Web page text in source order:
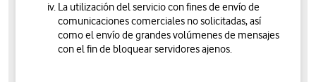
La utilización del servicio con fines de envío de
comunicaciones comerciales no solicitadas, así
como el envío de grandes volúmenes de mensajes
con el fin de bloquear servidores ajenos.